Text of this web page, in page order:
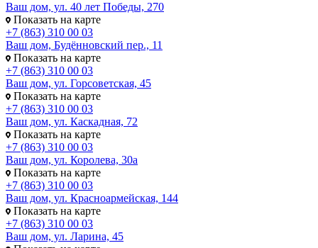
Ваш дом, ул. 40 лет Победы, 270
Показать на карте
+7 (863) 310 00 03
Ваш дом, Будённовский пер., 11
Показать на карте
+7 (863) 310 00 03
Ваш дом, ул. Горсоветская, 45
Показать на карте
+7 (863) 310 00 03
Ваш дом, ул. Каскадная, 72
Показать на карте
+7 (863) 310 00 03
Ваш дом, ул. Королева, 30а
Показать на карте
+7 (863) 310 00 03
Ваш дом, ул. Красноармейская, 144
Показать на карте
+7 (863) 310 00 03
Ваш дом, ул. Ларина, 45